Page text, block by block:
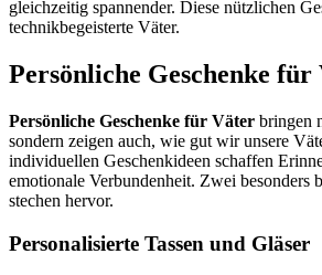
gleichzeitig spannender. Diese nützlichen
technikbegeisterte Väter.
Persönliche Geschenke für
Persönliche Geschenke für Väter bringen
sondern zeigen auch, wie gut wir unsere
individuellen Geschenkideen schaffen
emotionale Verbundenheit. Zwei besonders
stechen hervor.
Personalisierte Tassen und Gläser